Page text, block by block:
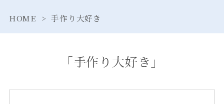
HOME 手作り大好き
「手作り大好き」